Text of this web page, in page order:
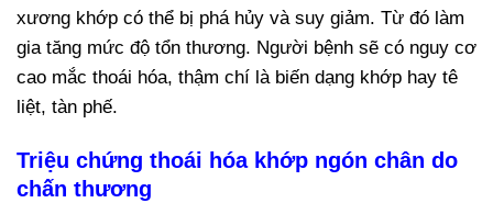
xương khớp có thể bị phá hủy và suy giảm. Từ đó làm
gia tăng mức độ tổn thương. Người bệnh sẽ có nguy cơ
cao mắc thoái hóa, thậm chí là biến dạng khớp hay tê
liệt, tàn phế.
Triệu chứng thoái hóa khớp ngón chân do
chấn thương